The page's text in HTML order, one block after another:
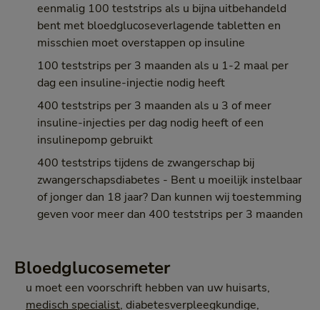
eenmalig 100 teststrips als u bijna uitbehandeld
bent met bloedglucoseverlagende tabletten en
misschien moet overstappen op insuline
100 teststrips per 3 maanden als u 1-2 maal per
dag een insuline-injectie nodig heeft
400 teststrips per 3 maanden als u 3 of meer
insuline-injecties per dag nodig heeft of een
insulinepomp gebruikt
400 teststrips tijdens de zwangerschap bij
zwangerschapsdiabetes - Bent u moeilijk instelbaar
of jonger dan 18 jaar? Dan kunnen wij toestemming
geven voor meer dan 400 teststrips per 3 maanden
Bloedglucosemeter
u moet een voorschrift hebben van uw huisarts,
medisch specialist, diabetesverpleegkundige,